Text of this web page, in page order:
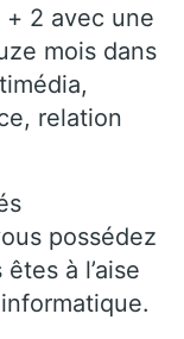
+ 2 avec une
mois dans
relation
possédez
à l’aise